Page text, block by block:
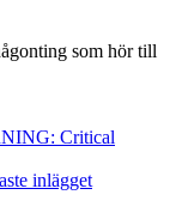
som hör till
Critical
inlägget